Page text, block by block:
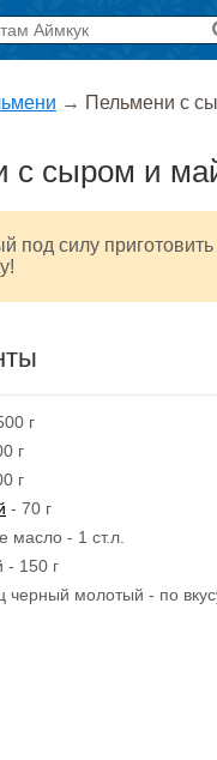
→ Пельмени с
с сыром и
под силу
г
г
г
- 70 г
масло - 1 ст.л.
- 150 г
черный молотый - по